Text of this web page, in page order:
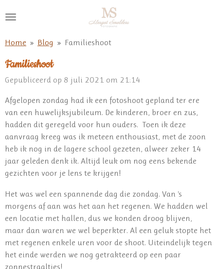
direct
de
hoofdinhoud
Home » Blog » Familieshoot
Familieshoot
Gepubliceerd op 8 juli 2021 om 21:14
Afgelopen zondag had ik een fotoshoot gepland ter ere
van een huwelijksjubileum. De kinderen, broer en zus,
hadden dit geregeld voor hun ouders. Toen ik deze
aanvraag kreeg was ik meteen enthousiast, met de zoon
heb ik nog in de lagere school gezeten, alweer zeker 14
jaar geleden denk ik. Altijd leuk om nog eens bekende
gezichten voor je lens te krijgen!
Het was wel een spannende dag die zondag. Van 's
morgens af aan was het aan het regenen. We hadden wel
een locatie met hallen, dus we konden droog blijven,
maar dan waren we wel beperkter. Al een geluk stopte het
met regenen enkele uren voor de shoot. Uiteindelijk tegen
het einde werden we nog getrakteerd op een paar
zonnestraaltjes!